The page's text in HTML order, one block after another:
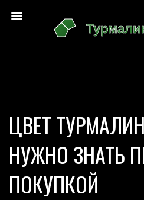
ЦВЕТ
НУЖНО ЗНАТЬ
ПОКУПКОЙ